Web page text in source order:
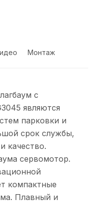
Монтаж
с
являются
парковки и
срок службы,
качество.
сервомотор.
компактные
Плавный и